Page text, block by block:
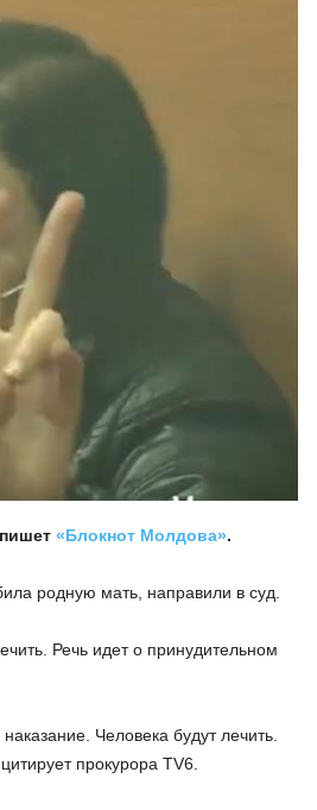
«Блокнот Молдова».
родную мать, направили в суд.
Речь идет о принудительном
Человека будут лечить.
прокурора TV6.